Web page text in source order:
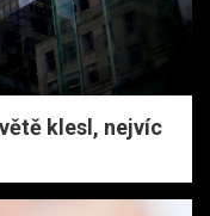
klesl, nejvíc